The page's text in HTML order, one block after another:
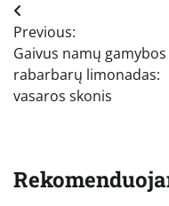
Navigacija
tarp
įrašų
Previous:
Gaivus namų gamybos
rabarbarų limonadas:
vasaros skonis